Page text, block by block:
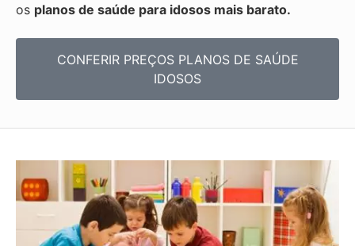
os planos de saúde para idosos mais barato.
CONFERIR PREÇOS PLANOS DE SAÚDE
IDOSOS